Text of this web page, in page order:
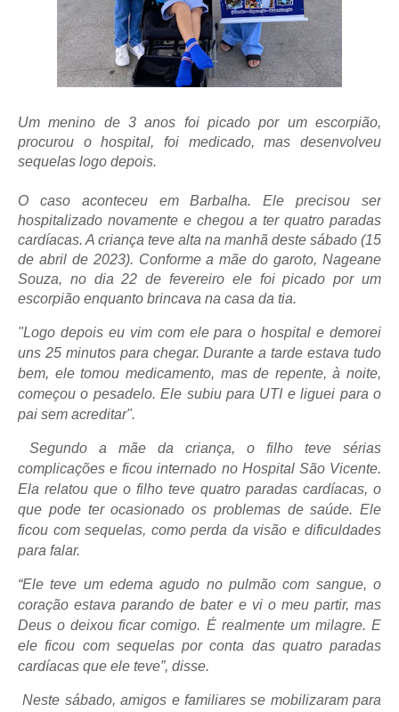
Um menino de 3 anos foi picado por um escorpião,
procurou o hospital, foi medicado, mas desenvolveu
sequelas logo depois.
O caso aconteceu em Barbalha. Ele precisou ser
hospitalizado novamente e chegou a ter quatro paradas
cardíacas. A criança teve alta na manhã deste sábado (15
de abril de 2023). Conforme a mãe do garoto, Nageane
Souza, no dia 22 de fevereiro ele foi picado por um
escorpião enquanto brincava na casa da tia.
"Logo depois eu vim com ele para o hospital e demorei
uns 25 minutos para chegar. Durante a tarde estava tudo
bem, ele tomou medicamento, mas de repente, à noite,
começou o pesadelo. Ele subiu para UTI e liguei para o
pai sem acreditar".
Segundo a mãe da criança, o filho teve sérias
complicações e ficou internado no Hospital São Vicente.
Ela relatou que o filho teve quatro paradas cardíacas, o
que pode ter ocasionado os problemas de saúde. Ele
ficou com sequelas, como perda da visão e dificuldades
para falar.
“Ele teve um edema agudo no pulmão com sangue, o
coração estava parando de bater e vi o meu partir, mas
Deus o deixou ficar comigo. É realmente um milagre. E
ele ficou com sequelas por conta das quatro paradas
cardíacas que ele teve”, disse.
Neste sábado, amigos e familiares se mobilizaram para